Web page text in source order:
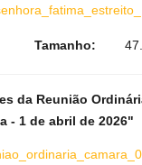
Tamanho:
da Reunião
- 1 de abril de 2026"